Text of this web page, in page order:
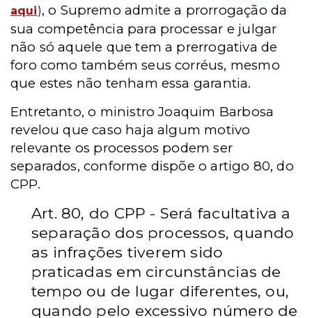
aqui), o Supremo admite a prorrogação da
sua competência para processar e julgar
não só aquele que tem a prerrogativa de
foro como também seus corréus, mesmo
que estes não tenham essa garantia.
Entretanto, o ministro Joaquim Barbosa
revelou que caso haja algum motivo
relevante os processos podem ser
separados, conforme dispõe o artigo 80, do
CPP.
Art. 80, do CPP - Será facultativa a
separação dos processos, quando
as infrações tiverem sido
praticadas em circunstâncias de
tempo ou de lugar diferentes, ou,
quando pelo excessivo número de